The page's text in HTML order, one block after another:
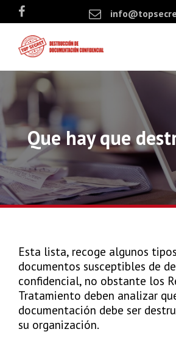
Que hay que
Esta lista, recoge algunos
documentos susceptibles de
confidencial, no obstante los
Tratamiento deben analizar
documentación debe ser
su organización.